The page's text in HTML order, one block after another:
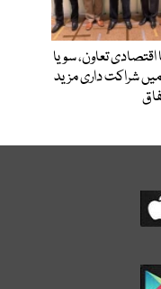
تعاون، سویا
شراکت داری مزید